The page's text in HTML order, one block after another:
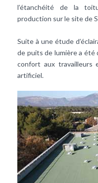
l’étanchéité de la
production sur le site de
Suite à une étude
de puits de lumière a été
confort aux travailleurs
artificiel.